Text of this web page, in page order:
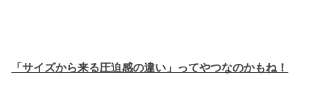
「サイズから来る圧迫感の違い」ってやつなのかもね！